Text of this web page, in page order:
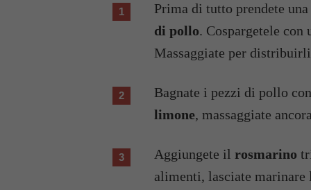
Prima di tutto prendete
di pollo. Cospargetele con
Massaggiate per
Bagnate i pezzi di pollo
limone, massaggiate
Aggiungete il rosmarino
alimenti, lasciate marinare